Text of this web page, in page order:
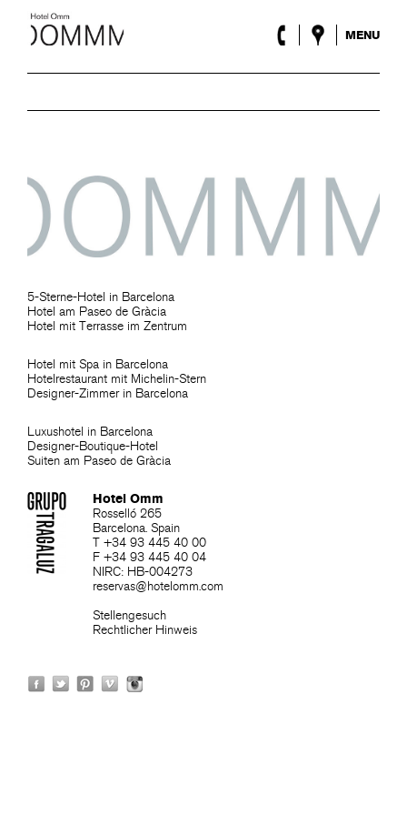
MENU
Das Hotel
Roca Barcelona
Lobby & Klub
Events
Blog
Standort
ENG / ESP /DEU/ FRA / CAT
5-Sterne-Hotel in Barcelona
Hotel am Paseo de Gràcia
Hotel mit Terrasse im Zentrum
Hotel mit Spa in Barcelona
Hotelrestaurant mit Michelin-Stern
Designer-Zimmer in Barcelona
Luxushotel in Barcelona
Designer-Boutique-Hotel
Suiten am Paseo de Gràcia
Hotel Omm
Rosselló 265
Barcelona. Spain
T +34 93 445 40 00
F +34 93 445 40 04
NIRC: HB-004273
reservas@hotelomm.com
Stellengesuch
Rechtlicher Hinweis